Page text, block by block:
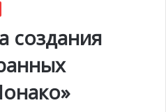
создания